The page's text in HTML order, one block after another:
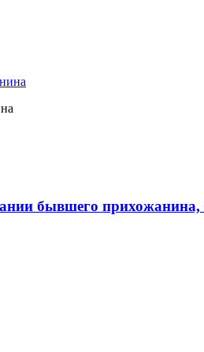
бывшего прихожанина,